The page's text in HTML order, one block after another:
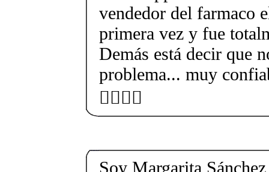
vendedor del farmaco
primera vez y fue
Demás está decir que
problema... muy
👍🏻💃🏻
Soy Margarita